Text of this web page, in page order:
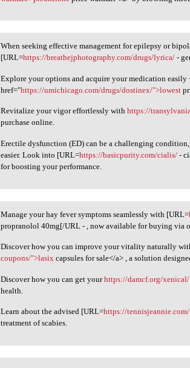
When seeking effective
When seeking effective management for epilepsy or
[URL=https://breathejphotography.com/drugs/lyrica/ -
Explore your options and acquire your medication easily
href="https://umichicago.com/drugs/dostinex/">lowest
Revitalize your vigor effortlessly withhttps://
purchase online.
Erectile dysfunction (ED) can be a challenging
easier. Look into [URL=https://basicpurity.com/cialis/ -
for boosting your performance.
Manage your hay fever
Manage your hay fever symptoms seamlessly with [URL=
propranolol 40mg[/URL - , now available for buying via
Discover how you can improve your vitality naturally
coupons/">lasix capsules for sale</a> , a solution
Discover how you can get yourhttps://damcf.org/xenical/
health.
Learn about the advised [URL=https://
treatment of scabies.